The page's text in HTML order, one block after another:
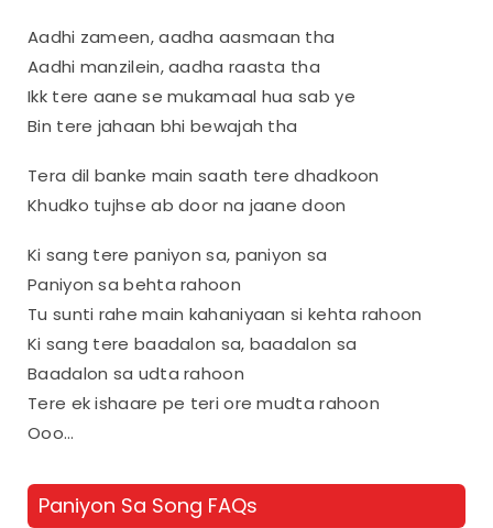
Aadhi zameen, aadha aasmaan tha
Aadhi manzilein, aadha raasta tha
Ikk tere aane se mukamaal hua sab ye
Bin tere jahaan bhi bewajah tha
Tera dil banke main saath tere dhadkoon
Khudko tujhse ab door na jaane doon
Ki sang tere paniyon sa, paniyon sa
Paniyon sa behta rahoon
Tu sunti rahe main kahaniyaan si kehta rahoon
Ki sang tere baadalon sa, baadalon sa
Baadalon sa udta rahoon
Tere ek ishaare pe teri ore mudta rahoon
Ooo…
Paniyon Sa Song FAQs